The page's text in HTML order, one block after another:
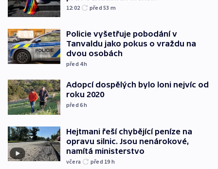
12:02 před 53 m
Policie vyšetřuje pobodání v
Tanvaldu jako pokus o vraždu na
dvou osobách
před 4h
Adopcí dospělých bylo loni nejvíc od
roku 2020
před 6h
Hejtmani řeší chybějící peníze na
opravu silnic. Jsou nenárokové,
namítá ministerstvo
včera před 19 h